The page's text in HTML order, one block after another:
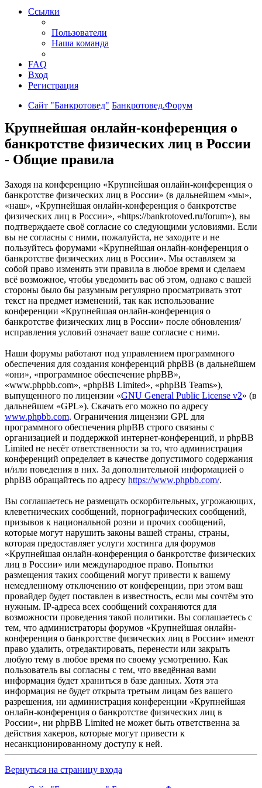
Ссылки
Пользователи
Наша команда
FAQ
Вход
Регистрация
Сайт "Банкротовед" Банкротовед.Форум
Крупнейшая онлайн-конференция о
банкротстве физических лиц в России
- Общие правила
Заходя на конференцию «Крупнейшая онлайн-конференция о
банкротстве физических лиц в России» (в дальнейшем «мы»,
«наш», «Крупнейшая онлайн-конференция о банкротстве
физических лиц в России», «https://bankrotoved.ru/forum»), вы
подтверждаете своё согласие со следующими условиями. Если
вы не согласны с ними, пожалуйста, не заходите и не
пользуйтесь форумами «Крупнейшая онлайн-конференция о
банкротстве физических лиц в России». Мы оставляем за
собой право изменять эти правила в любое время и сделаем
всё возможное, чтобы уведомить вас об этом, однако с вашей
стороны было бы разумным регулярно просматривать этот
текст на предмет изменений, так как использование
конференции «Крупнейшая онлайн-конференция о
банкротстве физических лиц в России» после обновления/
исправления условий означает ваше согласие с ними.
Наши форумы работают под управлением программного
обеспечения для создания конференций phpBB (в дальнейшем
«они», «программное обеспечение phpBB»,
«www.phpbb.com», «phpBB Limited», «phpBB Teams»),
выпущенного по лицензии «GNU General Public License v2» (в
дальнейшем «GPL»). Скачать его можно по адресу
www.phpbb.com. Ограничения лицензии GPL для
программного обеспечения phpBB строго связаны с
организацией и поддержкой интернет-конференций, и phpBB
Limited не несёт ответственности за то, что администрация
конференций определяет в качестве допустимого содержания
и/или поведения в них. За дополнительной информацией о
phpBB обращайтесь по адресу https://www.phpbb.com/.
Вы соглашаетесь не размещать оскорбительных, угрожающих,
клеветнических сообщений, порнографических сообщений,
призывов к национальной розни и прочих сообщений,
которые могут нарушить законы вашей страны, страны,
которая предоставляет услуги хостинга для форумов
«Крупнейшая онлайн-конференция о банкротстве физических
лиц в России» или международное право. Попытки
размещения таких сообщений могут привести к вашему
немедленному отключению от конференции, при этом ваш
провайдер будет поставлен в известность, если мы сочтём это
нужным. IP-адреса всех сообщений сохраняются для
возможности проведения такой политики. Вы соглашаетесь с
тем, что администраторы форумов «Крупнейшая онлайн-
конференция о банкротстве физических лиц в России» имеют
право удалить, отредактировать, перенести или закрыть
любую тему в любое время по своему усмотрению. Как
пользователь вы согласны с тем, что введённая вами
информация будет храниться в базе данных. Хотя эта
информация не будет открыта третьим лицам без вашего
разрешения, ни администрация конференции «Крупнейшая
онлайн-конференция о банкротстве физических лиц в
России», ни phpBB Limited не может быть ответственна за
действия хакеров, которые могут привести к
несанкционированному доступу к ней.
Вернуться на страницу входа